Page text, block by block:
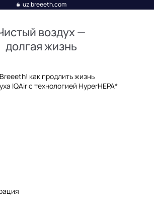
uz.breeeth.com
воздух —
долгая жизнь
как продлить жизнь
IQAir с технологией HyperHEPA*